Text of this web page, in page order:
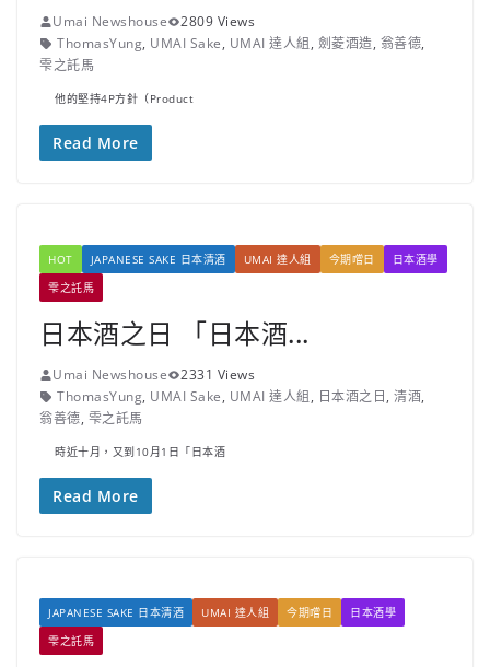
Umai Newshouse
2809 Views
ThomasYung, UMAI Sake, UMAI 達人組, 劍菱酒造, 翁善德,
雫之託馬
他的堅持4P方針（Product
Read More
HOT JAPANESE SAKE 日本清酒 UMAI 達人組 今期嚐日
日本酒學
雫之託馬
日本酒之日 「日本酒...
Umai Newshouse
2331 Views
ThomasYung, UMAI Sake, UMAI 達人組, 日本酒之日, 清酒,
翁善德, 雫之託馬
時近十月，又到10月1日「日本酒
Read More
JAPANESE SAKE 日本清酒 UMAI 達人組 今期嚐日
日本酒學
雫之託馬